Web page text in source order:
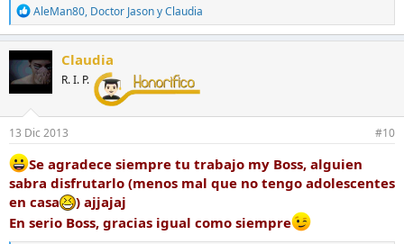
R
e
a
c
c
i
o
n
e
s
AleMan80, Doctor JasonyClaudia
Claudia
R. I. P.
13 Dic 2013 #10
Se agradece siempre tu trabajo my Boss, alguien
sabra disfrutarlo (menos mal que no tengo adolescentes
en casa
) ajjajaj
En serio Boss, gracias igual como siempre